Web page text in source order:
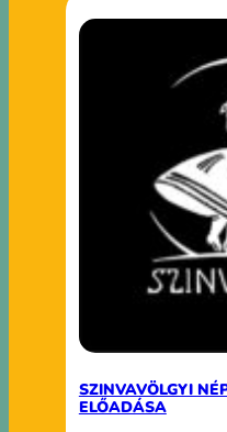
SZINVAVÖLGYI
ELŐADÁSA